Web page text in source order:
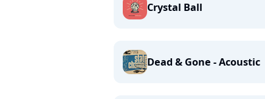
Crystal Ball
Dead & Gone - Acoustic